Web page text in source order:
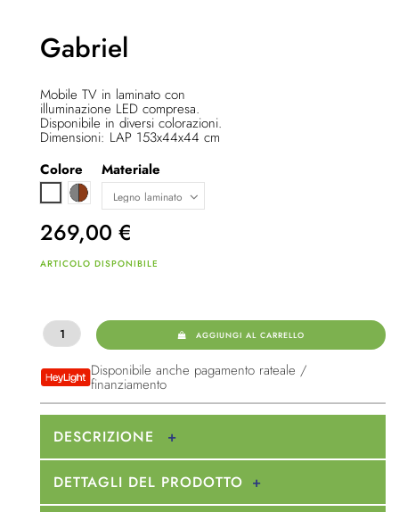
Gabriel
Mobile TV in laminato con
illuminazione LED compresa.
Disponibile in diversi colorazioni.
Dimensioni: LAP 153x44x44 cm
Colore
BiancoGrigio / marrone
Materiale
269,00 €
ARTICOLO DISPONIBILE
AGGIUNGI AL CARRELLO
Disponibile anche pagamento rateale /
finanziamento
DESCRIZIONE
DETTAGLI DEL PRODOTTO